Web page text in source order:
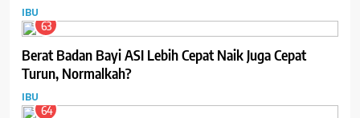
IBU
63
Berat Badan Bayi ASI Lebih Cepat Naik Juga Cepat
Turun, Normalkah?
IBU
64